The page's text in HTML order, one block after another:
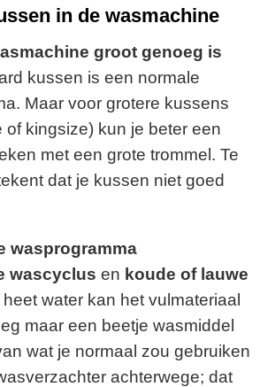
in de wasmachine
groot genoeg is
kussen is een normale
Maar voor grotere kussens
of kingsize) kun je beter een
met een grote trommel. Te
dat je kussen niet goed
wasprogramma
wascyclus en koude of lauwe
heet water kan het vulmateriaal
maar een beetje wasmiddel
wat je normaal zou gebruiken
achterwege; dat